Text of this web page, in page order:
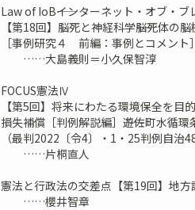
Law of IoB――インターネット・オブ・
【第18回】脳死と神経科学――脳死体の
［事例研究４ 前編：事例とコメント
……大島義則＝小久保智淳
FOCUS憲法Ⅳ
【第5回】将来にわたる環境保全を目
損失補償［判例解説編］――遊佐町水循環
（最判2022〔令4〕・1・25判例自治
……片桐直人
憲法と行政法の交差点【第19回】地方
……櫻井智章